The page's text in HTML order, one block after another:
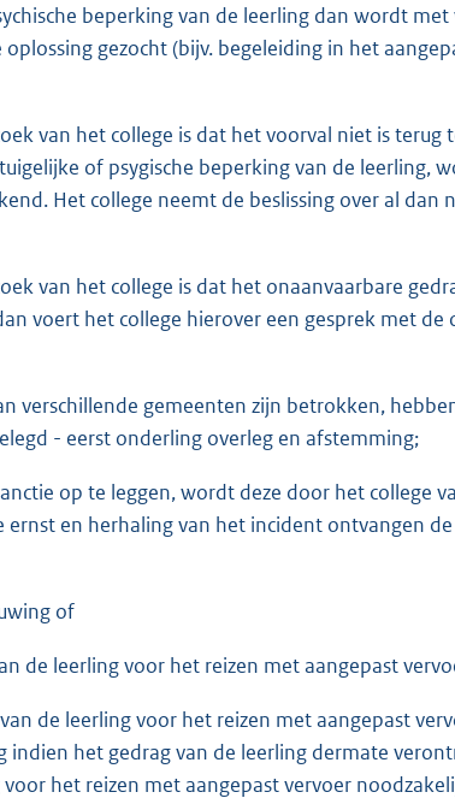
beperking van de leerling dan wordt met
gezocht (bijv. begeleiding in het
van het college is dat het voorval niet is terug
of psygische beperking van de leerling,
Het college neemt de beslissing over al dan
van het college is dat het onaanvaarbare
voert het college hierover een gesprek met de
verschillende gemeenten zijn betrokken,
- eerst onderling overleg en afstemming;
op te leggen, wordt deze door het college
en herhaling van het incident ontvangen
of
de leerling voor het reizen met aangepast
de leerling voor het reizen met aangepast
indien het gedrag van de leerling dermate
het reizen met aangepast vervoer